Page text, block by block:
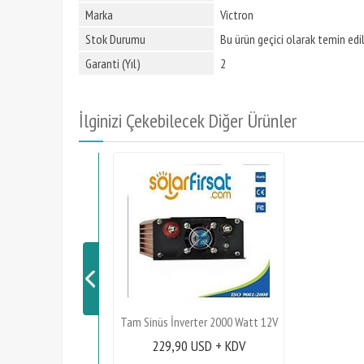
Marka
Victron
Stok Durumu
Bu ürün geçici olarak temin
Garanti (Yıl)
2
İlginizi Çekebilecek Diğer Ürünler
Tam Sinüs İnverter 2000 Watt 12V
229,90 USD + KDV